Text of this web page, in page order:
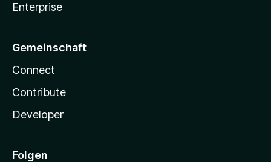
Enterprise
Gemeinschaft
Connect
Contribute
Developer
Folgen